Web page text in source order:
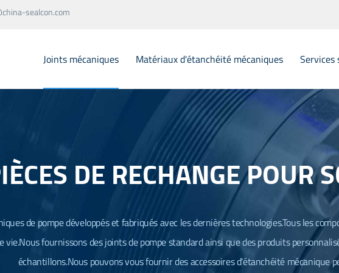
sealcon.com
Joints mécaniques
sceller
Joints mécaniques pour soufflets en caoutchouc élastomère
Joints
Scellement mécanique des soufflets en PTFE
O - ring Mechanical Seal
Joint
E.m joint mécanique
Joint mécanique de l'agitateur
Sceller l'anneau d'étanchéité des pièces de rechange
Sceller le ressort de rechange
Matériaux d'étanchéité mécaniques Services
DE RECHANGE POUR
de pompe développés et fabriqués avec les dernières technologies.Tous les
fournissons des joints de pompe standard ainsi que des produits
échantillons.Nous pouvons vous fournir des accessoires d'étanchéité mécanique